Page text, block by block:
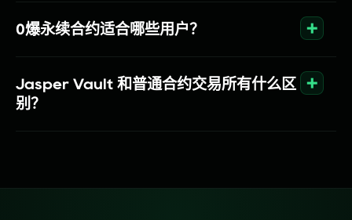
0爆永续合约适合哪些用户？
Jasper Vault 和普通合约交易所有什么区
别？